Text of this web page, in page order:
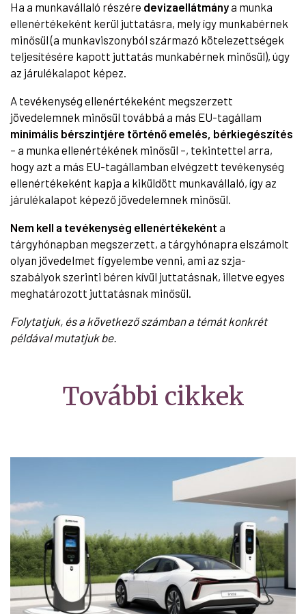
Ha a munkavállaló részére devizaellátmánya munka
ellenértékeként kerül juttatásra, mely így munkabérnek
minősül (a munkaviszonyból származó kötelezettségek
teljesítésére kapott juttatás munkabérnek minősül), úgy
az járulékalapot képez.
A tevékenység ellenértékeként megszerzett
jövedelemnek minősül továbbá a más EU-tagállam
minimális bérszintjére történő emelés, bérkiegészítés
– a munka ellenértékének minősül –, tekintettel arra,
hogy azt a más EU-tagállamban elvégzett tevékenység
ellenértékeként kapja a kiküldött munkavállaló, így az
járulékalapot képező jövedelemnek minősül.
Nem kell a tevékenység ellenértékeként a
tárgyhónapban megszerzett, a tárgyhónapra elszámolt
olyan jövedelmet figyelembe venni, ami az szja-
szabályok szerinti béren kívül juttatásnak, illetve egyes
meghatározott juttatásnak minősül.
Folytatjuk, és a következő számban a témát konkrét
példával mutatjuk be.
További cikkek